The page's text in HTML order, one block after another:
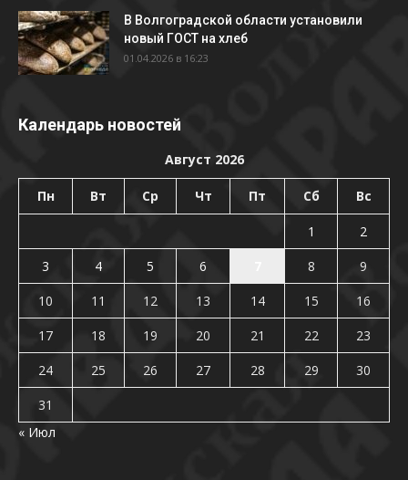
В Волгоградской области установили
новый ГОСТ на хлеб
01.04.2026 в 16:23
Календарь новостей
Август 2026
Пн Вт Ср Чт Пт Сб Вс
1
2
3
4 5 6 8
9
10
11 12 13 14 15
16
17
18 19 20 21 22
23
24
25 26 27 28 29
30
31
« Июл